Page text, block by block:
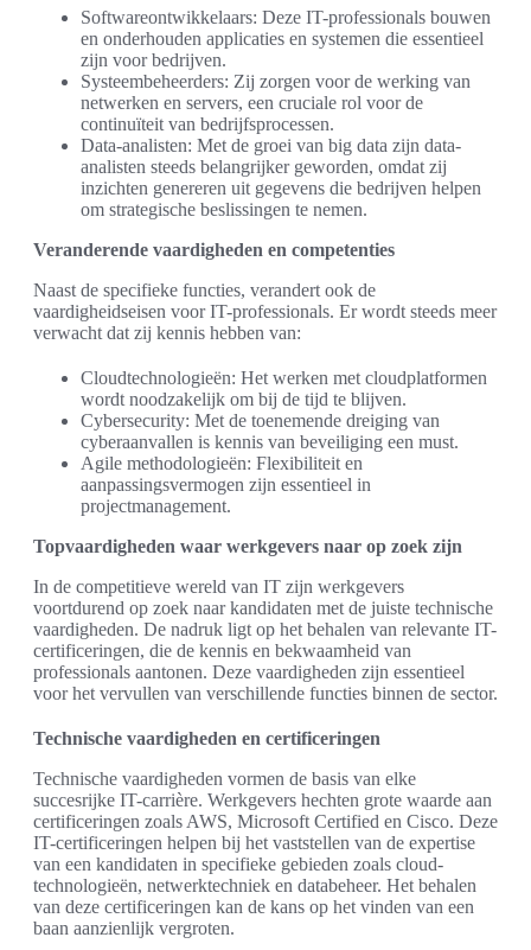
Softwareontwikkelaars: Deze IT-professionals bouwen
en onderhouden applicaties en systemen die essentieel
zijn voor bedrijven.
Systeembeheerders: Zij zorgen voor de werking van
netwerken en servers, een cruciale rol voor de
continuïteit van bedrijfsprocessen.
Data-analisten: Met de groei van big data zijn data-
analisten steeds belangrijker geworden, omdat zij
inzichten genereren uit gegevens die bedrijven helpen
om strategische beslissingen te nemen.
Veranderende vaardigheden en competenties
Naast de specifieke functies, verandert ook de
vaardigheidseisen voor IT-professionals. Er wordt steeds meer
verwacht dat zij kennis hebben van:
Cloudtechnologieën: Het werken met cloudplatformen
wordt noodzakelijk om bij de tijd te blijven.
Cybersecurity: Met de toenemende dreiging van
cyberaanvallen is kennis van beveiliging een must.
Agile methodologieën: Flexibiliteit en
aanpassingsvermogen zijn essentieel in
projectmanagement.
Topvaardigheden waar werkgevers naar op zoek zijn
In de competitieve wereld van IT zijn werkgevers
voortdurend op zoek naar kandidaten met de juiste technische
vaardigheden. De nadruk ligt op het behalen van relevante IT-
certificeringen, die de kennis en bekwaamheid van
professionals aantonen. Deze vaardigheden zijn essentieel
voor het vervullen van verschillende functies binnen de sector.
Technische vaardigheden en certificeringen
Technische vaardigheden vormen de basis van elke
succesrijke IT-carrière. Werkgevers hechten grote waarde aan
certificeringen zoals AWS, Microsoft Certified en Cisco. Deze
IT-certificeringen helpen bij het vaststellen van de expertise
van een kandidaten in specifieke gebieden zoals cloud-
technologieën, netwerktechniek en databeheer. Het behalen
van deze certificeringen kan de kans op het vinden van een
baan aanzienlijk vergroten.